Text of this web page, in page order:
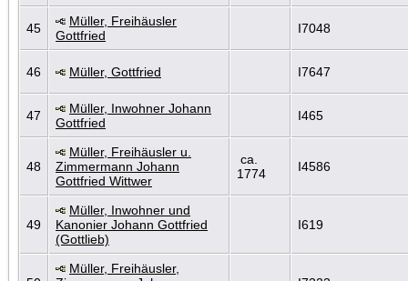
45
Müller, Freihäusler
Gottfried
I7048
46 Müller, Gottfried I7647
47
Müller, Inwohner Johann
Gottfried
I465
48
Müller, Freihäusler u.
Zimmermann Johann
Gottfried Wittwer
ca.
1774
I4586
49
Müller, Inwohner und
Kanonier Johann Gottfried
(Gottlieb)
I619
Müller, Freihäusler,